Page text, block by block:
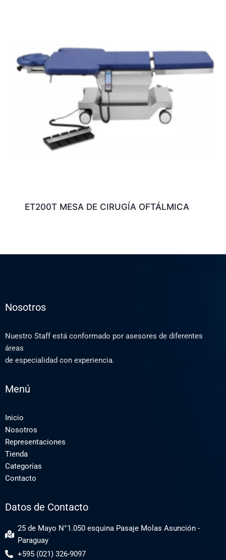
ET200T MESA DE CIRUGÍA OFTÁLMICA
Nosotros
Nuestro Staff está conformado por asesores de diferentes
áreas
de especialidad con experiencia.
Menú
Inicio
Nosotros
Representaciones
Tienda
Categorías
Contacto
Datos de Contacto
25 de Mayo N°1.050 esquina Pasaje Molas Asunción -
Paraguay
+595 (021) 326-9097